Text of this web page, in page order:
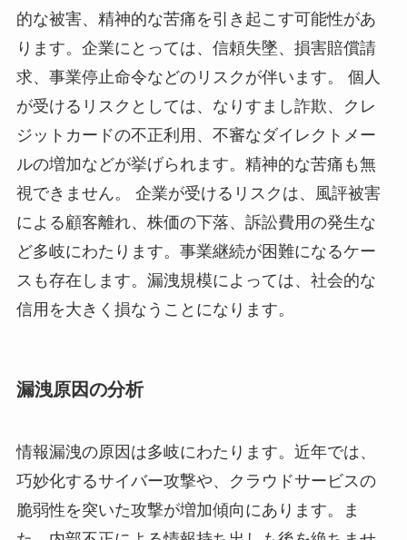
的な被害、精神的な苦痛を引き起こす可能性があ
ります。企業にとっては、信頼失墜、損害賠償請
求、事業停止命令などのリスクが伴います。 個人
が受けるリスクとしては、なりすまし詐欺、クレ
ジットカードの不正利用、不審なダイレクトメー
ルの増加などが挙げられます。精神的な苦痛も無
視できません。 企業が受けるリスクは、風評被害
による顧客離れ、株価の下落、訴訟費用の発生な
ど多岐にわたります。事業継続が困難になるケー
スも存在します。漏洩規模によっては、社会的な
信用を大きく損なうことになります。
漏洩原因の分析
情報漏洩の原因は多岐にわたります。近年では、
巧妙化するサイバー攻撃や、クラウドサービスの
脆弱性を突いた攻撃が増加傾向にあります。ま